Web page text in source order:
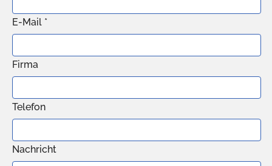
E-Mail *
Firma
Telefon
Nachricht